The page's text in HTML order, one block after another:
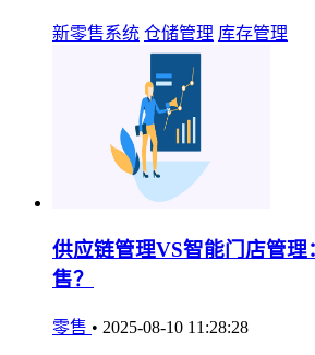
新零售系统 仓储管理 库存管理
供应链管理VS智能门店管理
售？
零售 • 2025-08-10 11:28:28